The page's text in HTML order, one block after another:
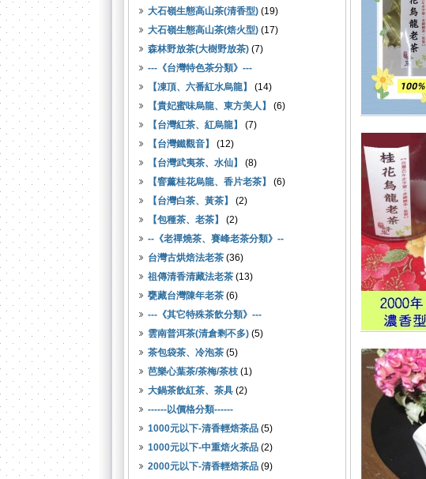
大石嶺生態高山茶(清香型) (19)
大石嶺生態高山茶(焙火型) (17)
森林野放茶(大樹野放茶) (7)
---《台灣特色茶分類》---
【凍頂、六番紅水烏龍】
(14)
【貴妃蜜味烏龍、東方美人】
(6)
【台灣紅茶、紅烏龍】
(7)
【台灣鐵觀音】
(12)
【台灣武夷茶、水仙】
(8)
【窨薰桂花烏龍、香片老茶】
(6)
【台灣白茶、黃茶】
(2)
【包種茶、老茶】
(2)
--《老禪燒茶、賽峰老茶分類》--
台灣古烘焙法老茶 (36)
祖傳清香清藏法老茶 (13)
甕藏台灣陳年老茶 (6)
---《其它特殊茶飲分類》---
雲南普洱茶(清倉剩不多) (5)
茶包袋茶、冷泡茶 (5)
芭樂心葉茶/茶梅/茶枝 (1)
大鍋茶飲紅茶、茶具 (2)
------以價格分類------
1000元以下-清香輕焙茶品 (5)
1000元以下-中重焙火茶品 (2)
2000元以下-清香輕焙茶品 (9)